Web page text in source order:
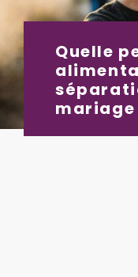
Quelle
mariage